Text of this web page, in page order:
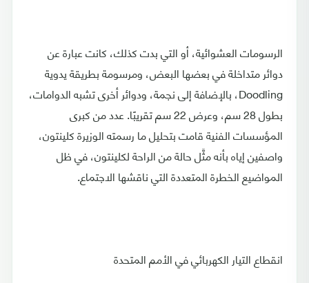
الرسومات العشوائية، أو التي بدت كذلك، كانت عبارة عن
دوائر متداخلة في بعضها البعض، ومرسومة بطريقة يدوية
Doodling، بالإضافة إلى نجمة، ودوائر أخرى تشبه الدوامات،
بطول 28 سم، وعرض 22 سم تقريبًا. عدد من كبرى
المؤسسات الفنية قامت بتحليل ما رسمته الوزيرة كلينتون،
واصفين إياه بأنه مثَّل حالة من الراحة لكلينتون، في ظل
المواضيع الخطرة المتعددة التي ناقشها الاجتماع.
انقطاع التيار الكهربائي في الأمم المتحدة